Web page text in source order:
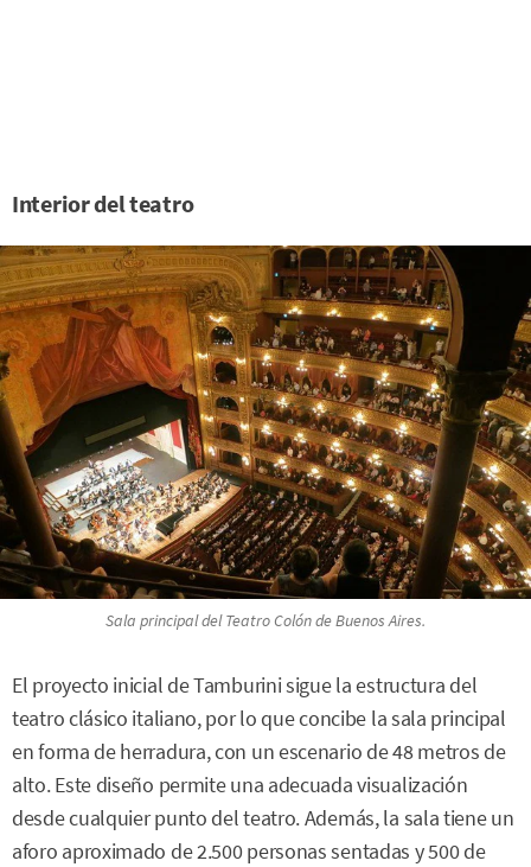
Interior del teatro
Sala principal del Teatro Colón de Buenos Aires.
El proyecto inicial de Tamburini sigue la estructura del
teatro clásico italiano, por lo que concibe la sala principal
en forma de herradura, con un escenario de 48 metros de
alto. Este diseño permite una adecuada visualización
desde cualquier punto del teatro. Además, la sala tiene un
aforo aproximado de 2.500 personas sentadas y 500 de